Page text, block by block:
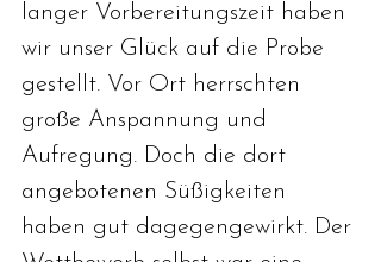
langer Vorbereitungszeit haben
wir unser Glück auf die Probe
gestellt. Vor Ort herrschten
große Anspannung und
Aufregung. Doch die dort
angebotenen Süßigkeiten
haben gut dagegengewirkt. Der